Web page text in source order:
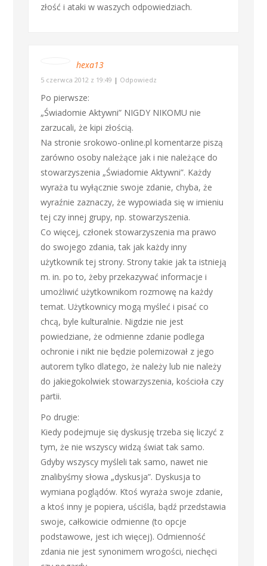
złość i ataki w waszych odpowiedziach.
hexa13
5 czerwca 2012 z 19:49 | Odpowiedz
Po pierwsze:
„Świadomie Aktywni” NIGDY NIKOMU nie
zarzucali, że kipi złością.
Na stronie srokowo-online.pl komentarze piszą
zarówno osoby należące jak i nie należące do
stowarzyszenia „Świadomie Aktywni”. Każdy
wyraża tu wyłącznie swoje zdanie, chyba, że
wyraźnie zaznaczy, że wypowiada się w imieniu
tej czy innej grupy, np. stowarzyszenia.
Co więcej, członek stowarzyszenia ma prawo
do swojego zdania, tak jak każdy inny
użytkownik tej strony. Strony takie jak ta istnieją
m. in. po to, żeby przekazywać informacje i
umożliwić użytkownikom rozmowę na każdy
temat. Użytkownicy mogą myśleć i pisać co
chcą, byle kulturalnie. Nigdzie nie jest
powiedziane, że odmienne zdanie podlega
ochronie i nikt nie będzie polemizował z jego
autorem tylko dlatego, że należy lub nie należy
do jakiegokolwiek stowarzyszenia, kościoła czy
partii.
Po drugie:
Kiedy podejmuje się dyskusję trzeba się liczyć z
tym, że nie wszyscy widzą świat tak samo.
Gdyby wszyscy myśleli tak samo, nawet nie
znalibyśmy słowa „dyskusja”. Dyskusja to
wymiana poglądów. Ktoś wyraża swoje zdanie,
a ktoś inny je popiera, uściśla, bądź przedstawia
swoje, całkowicie odmienne (to opcje
podstawowe, jest ich więcej). Odmienność
zdania nie jest synonimem wrogości, niechęci